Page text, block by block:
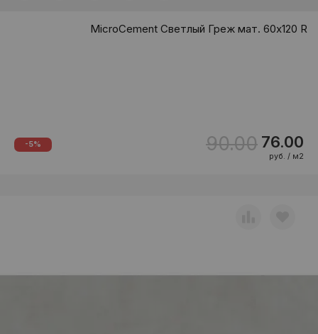
MicroCement Светлый Греж мат. 60x120 R
-5% 90.00 76.00
руб. / м2